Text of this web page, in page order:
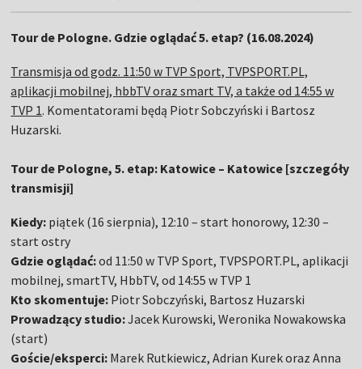
Tour de Pologne. Gdzie oglądać 5. etap? (16.08.2024)
Transmisja od godz. 11:50 w TVP Sport, TVPSPORT.PL,
aplikacji mobilnej, hbbTV oraz smart TV, a także od 14:55 w
TVP 1. Komentatorami będą Piotr Sobczyński i Bartosz
Huzarski.
Tour de Pologne, 5. etap: Katowice – Katowice [szczegóły
transmisji]
Kiedy: piątek (16 sierpnia), 12:10 – start honorowy, 12:30 –
start ostry
Gdzie oglądać:od 11:50 w TVP Sport, TVPSPORT.PL, aplikacji
mobilnej, smartTV, HbbTV, od 14:55 w TVP 1
Kto skomentuje: Piotr Sobczyński, Bartosz Huzarski
Prowadzący studio:Jacek Kurowski, Weronika Nowakowska
(start)
Goście/eksperci: Marek Rutkiewicz, Adrian Kurek oraz Anna